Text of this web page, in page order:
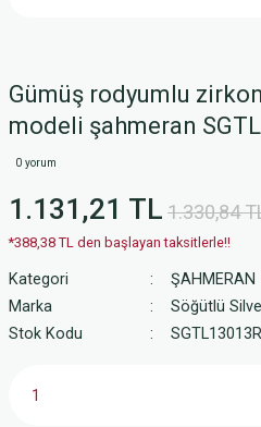
Gümüş rodyumlu
modeli şahmeran
0 yorum
1.131,21 TL 1.330,84
*388,38 TL den başlayan taksitlerle!!
Kategori
ŞAHMERAN
Marka
Söğütlü
Stok Kodu